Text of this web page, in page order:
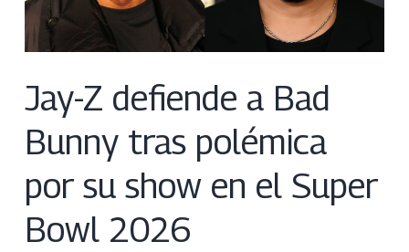
Jay-Z defiende a Bad
Bunny tras polémica
por su show en el Super
Bowl 2026